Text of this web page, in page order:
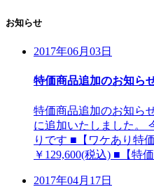
お知らせ
2017年06月03日
特価商品追加のお知ら
特価商品追加のお知ら
に追加いたしました。
りです ■【ワケあり特
￥129,600(税込) ■【特
2017年04月17日